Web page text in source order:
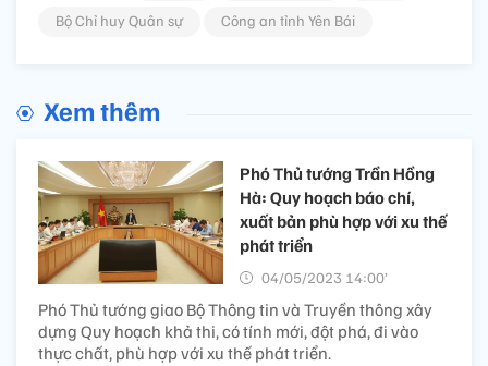
Bộ Chỉ huy Quân sự
Công an tỉnh Yên Bái
Xem thêm
Phó Thủ tướng Trần Hồng
Hà: Quy hoạch báo chí,
xuất bản phù hợp với xu thế
phát triển
04/05/2023 14:00’
Phó Thủ tướng giao Bộ Thông tin và Truyền thông xây
dựng Quy hoạch khả thi, có tính mới, đột phá, đi vào
thực chất, phù hợp với xu thế phát triển.